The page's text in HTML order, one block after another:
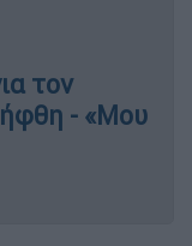
τον
- «Μου